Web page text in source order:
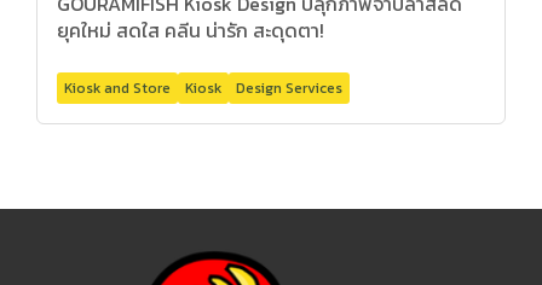
ยุคใหม่ สดใส คลีน น่ารัก สะดุดตา!
Kiosk and Store Kiosk Design Services